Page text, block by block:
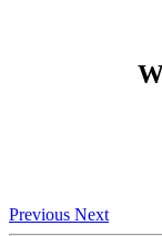
Previous Next